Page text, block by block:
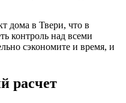
дома в Твери, что в
контроль над всеми
сэкономите и время, и
расчет